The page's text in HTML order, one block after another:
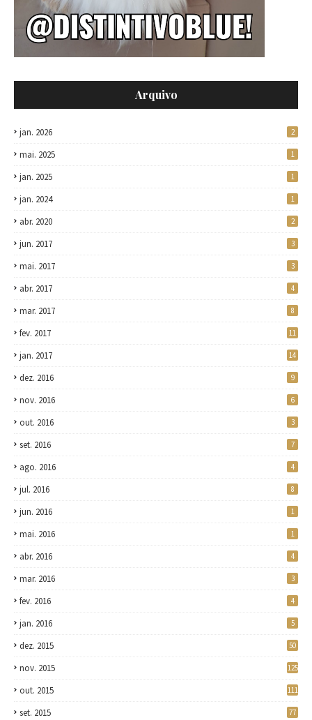
Arquivo
jan. 2026 2
mai. 2025 1
jan. 2025 1
jan. 2024 1
abr. 2020 2
jun. 2017 3
mai. 2017 3
abr. 2017 4
mar. 2017 8
fev. 2017 11
jan. 2017 14
dez. 2016 9
nov. 2016 6
out. 2016 3
set. 2016 7
ago. 2016 4
jul. 2016 8
jun. 2016 1
mai. 2016 1
abr. 2016 4
mar. 2016 3
fev. 2016 4
jan. 2016 5
dez. 2015 50
nov. 2015 125
out. 2015 111
set. 2015 77